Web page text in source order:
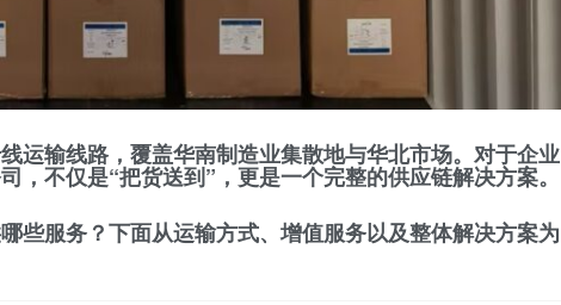
运输线路，覆盖华南制造业集散地与华北市场。对于企业
，不仅是“把货送到”，更是一个完整的供应链解决方案。
些服务？下面从运输方式、增值服务以及整体解决方案为